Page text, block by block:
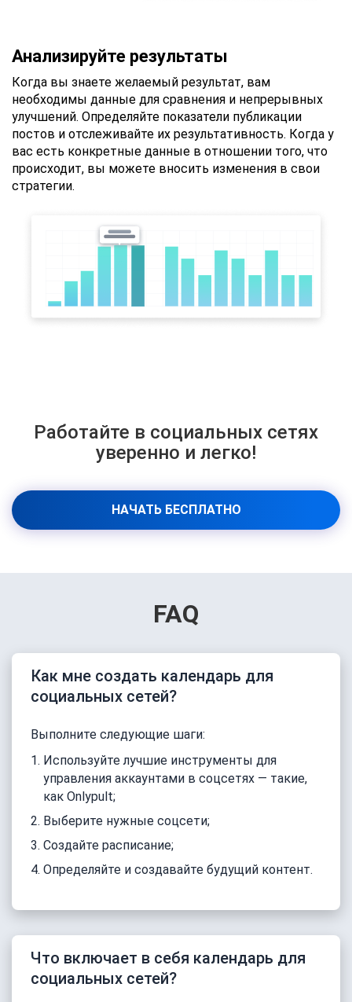
Анализируйте результаты
Когда вы знаете желаемый результат, вам
необходимы данные для сравнения и непрерывных
улучшений. Определяйте показатели публикации
постов и отслеживайте их результативность. Когда у
вас есть конкретные данные в отношении того, что
происходит, вы можете вносить изменения в свои
стратегии.
Работайте в социальных сетях
уверенно и легко!
НАЧАТЬ БЕСПЛАТНО
FAQ
Как мне создать календарь для
социальных сетей?
Выполните следующие шаги:
Используйте лучшие инструменты для
управления аккаунтами в соцсетях — такие,
как Onlypult;
Выберите нужные соцсети;
Создайте расписание;
Определяйте и создавайте будущий контент.
Что включает в себя календарь для
социальных сетей?